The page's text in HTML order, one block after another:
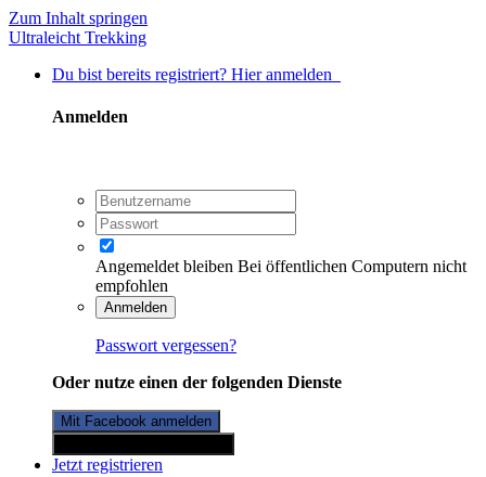
Zum Inhalt springen
Ultraleicht Trekking
Du bist bereits registriert? Hier anmelden
Anmelden
Angemeldet bleiben Bei öffentlichen Computern nicht
empfohlen
Anmelden
Passwort vergessen?
Oder nutze einen der folgenden Dienste
Mit Facebook anmelden
Jetzt registrieren